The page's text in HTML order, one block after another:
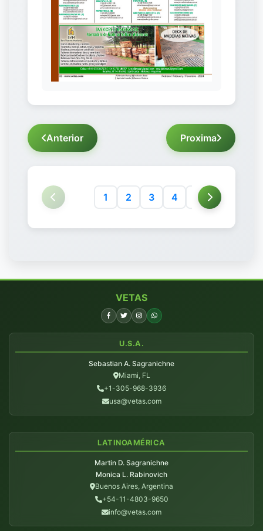
Anterior Proxima
1 2 3 4 5 6
VETAS
U.S.A.
Sebastian A. Sagranichne
Miami, FL
+1-305-968-3936
usa@vetas.com
LATINOAMÉRICA
Martin D. Sagranichne
Monica L. Rabinovich
Buenos Aires, Argentina
+54-11-4803-9650
info@vetas.com